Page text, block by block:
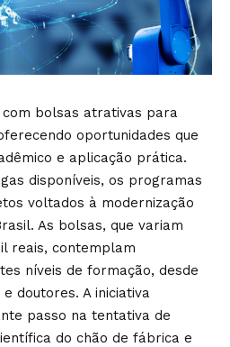
bolsas atrativas para
oportunidades que
e aplicação prática.
disponíveis, os programas
voltados à modernização
As bolsas, que variam
reais, contemplam
níveis de formação, desde
doutores. A iniciativa
passo na tentativa de
do chão de fábrica e